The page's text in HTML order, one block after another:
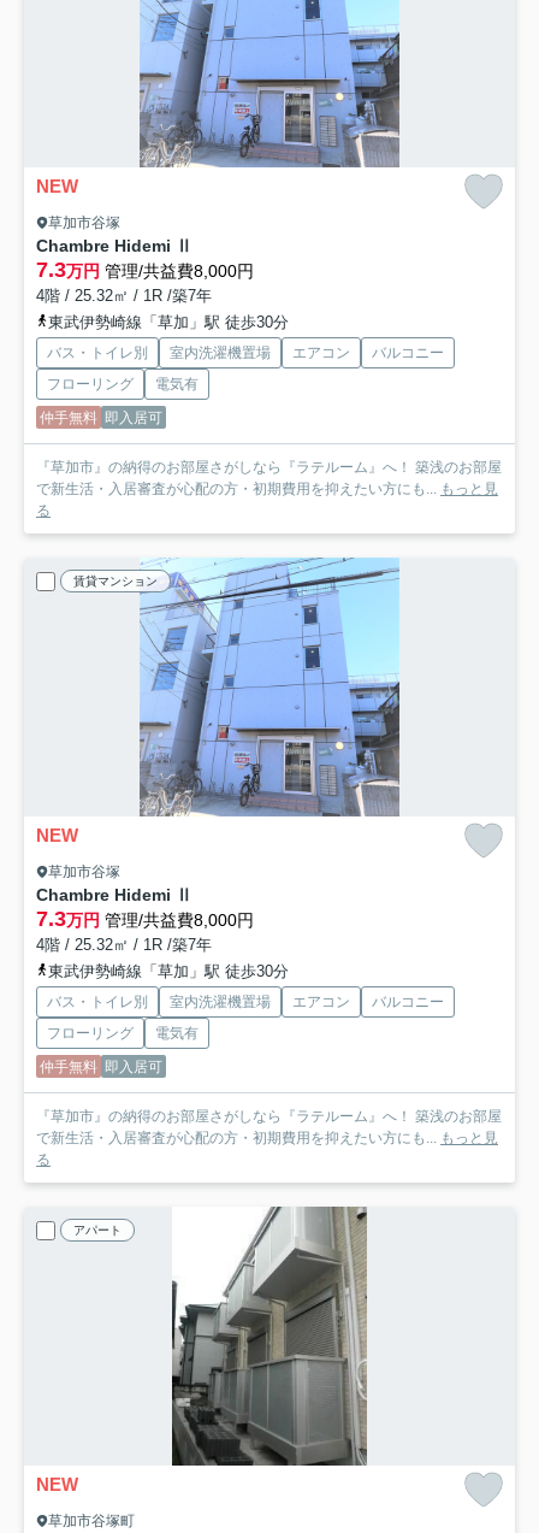
NEW
草加市谷塚
Chambre Hidemi Ⅱ
7.3万円 管理/共益費8,000円
4階 / 25.32㎡ / 1R /築7年
東武伊勢崎線「草加」駅 徒歩30分
バス・トイレ別 室内洗濯機置場 エアコン
バルコニー
フローリング
電気有
仲手無料 即入居可
『草加市』の納得のお部屋さがしなら『ラテルーム』へ！ 築浅のお部屋
で新生活・入居審査が心配の方・初期費用を抑えたい方にも... もっと見
る
賃貸マンション
NEW
草加市谷塚
Chambre Hidemi Ⅱ
7.3万円 管理/共益費8,000円
4階 / 25.32㎡ / 1R /築7年
東武伊勢崎線「草加」駅 徒歩30分
バス・トイレ別 室内洗濯機置場 エアコン
バルコニー
フローリング
電気有
仲手無料 即入居可
『草加市』の納得のお部屋さがしなら『ラテルーム』へ！ 築浅のお部屋
で新生活・入居審査が心配の方・初期費用を抑えたい方にも... もっと見
る
アパート
NEW
草加市谷塚町